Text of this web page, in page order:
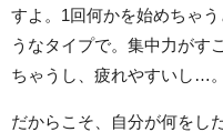
すよ。1回何かを始めちゃ
うなタイプで。集中力がす
ちゃうし、疲れやすいし…。
だからこそ、自分が何をし